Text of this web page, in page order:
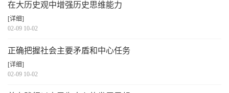
在大历史观中增强历史思维能力
[详细]
02-09 10-02
正确把握社会主要矛盾和中心任务
[详细]
02-09 10-02